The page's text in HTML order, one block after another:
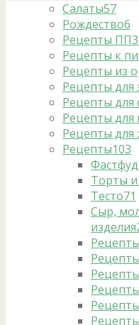
Салаты57
Рождество6
Рецепты ПП
Рецепты к
Рецепты из
Рецепты для
Рецепты
Рецепты для
Рецепты
Рецепты103
Фастфуд
Торты
Тесто71
Сыр,
изделия